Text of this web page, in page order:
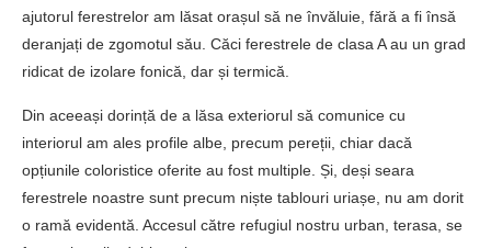
ajutorul ferestrelor am lăsat orașul să ne învăluie, fără a fi însă
deranjați de zgomotul său. Căci ferestrele de clasa A au un grad
ridicat de izolare fonică, dar și termică.
Din aceeași dorință de a lăsa exteriorul să comunice cu
interiorul am ales profile albe, precum pereții, chiar dacă
opțiunile coloristice oferite au fost multiple. Și, deși seara
ferestrele noastre sunt precum niște tablouri uriașe, nu am dorit
o ramă evidentă. Accesul către refugiul nostru urban, terasa, se